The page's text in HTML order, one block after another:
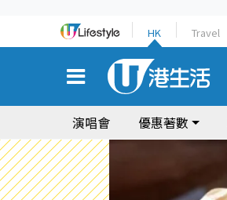
HK Travel
演唱會 優惠著數